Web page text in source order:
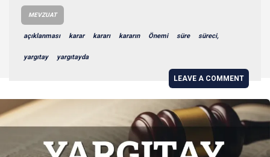
MEVZUAT
açıklanması karar kararı kararın Önemi süre süreci,
yargıtay yargıtayda
LEAVE A COMMENT